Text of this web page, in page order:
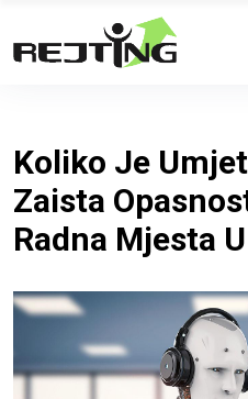
Koliko Je
Zaista
Radna Mjesta